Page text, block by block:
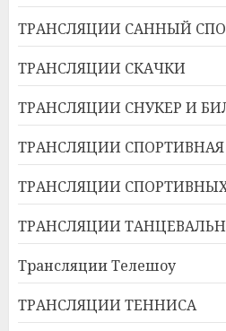
ТРАНСЛЯЦИИ САННЫЙ
ТРАНСЛЯЦИИ СКАЧКИ
ТРАНСЛЯЦИИ СНУКЕР И
ТРАНСЛЯЦИИ
ТРАНСЛЯЦИИ
ТРАНСЛЯЦИИ
Трансляции Телешоу
ТРАНСЛЯЦИИ ТЕННИСА